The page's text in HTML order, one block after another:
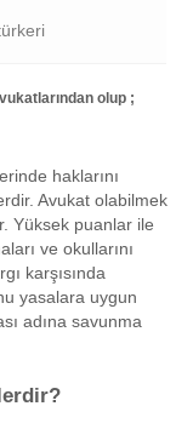
olup ;
haklarını
Avukat olabilmek
Yüksek puanlar ile
ve okullarını
karşısında
yasalara uygun
adına savunma